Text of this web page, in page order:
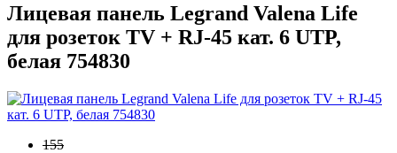
Лицевая панель Legrand Valena Life
для розеток TV + RJ-45 кат. 6 UTP,
белая 754830
155